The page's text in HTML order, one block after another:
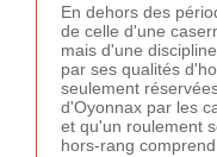
En dehors des
de celle d'une
mais d'une
par ses qualités
seulement
d'Oyonnax par les
et qu'un roulement
hors-rang